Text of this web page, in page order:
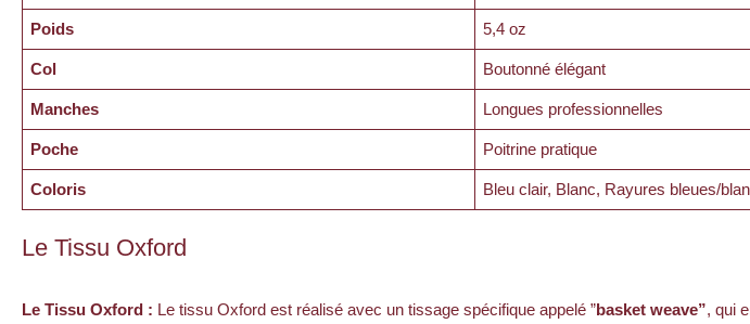
Poids 5,4 oz
Col Boutonné élégant
Manches Longues professionnelles
Poche Poitrine pratique
Coloris Bleu clair, Blanc, Rayures bleues/
Le Tissu Oxford
Le Tissu Oxford : Le tissu Oxford est réalisé avec un tissage spécifique appelé ”basket weave”, qui